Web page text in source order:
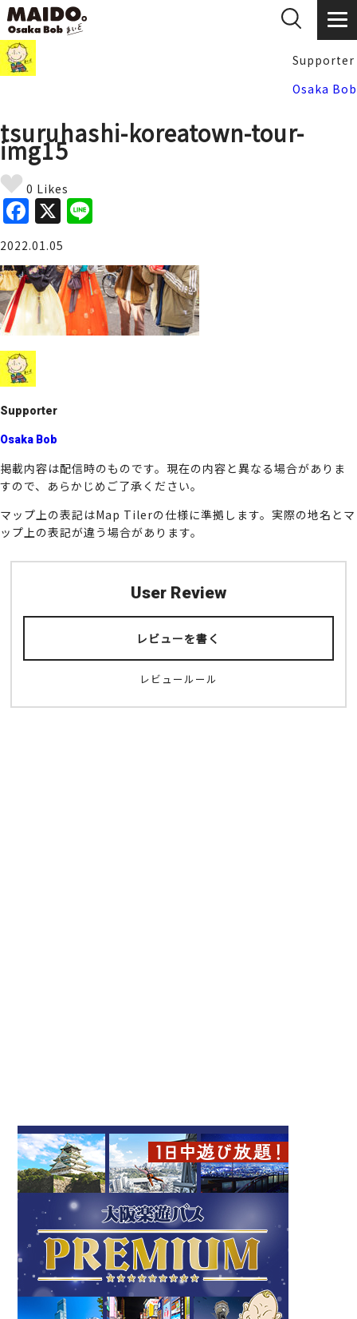
Supporter
Osaka Bob
tsuruhashi-koreatown-tour-
img15
0 Likes
F
a
c
e
b
o
o
k
X
e
2022.01.05
Supporter
Osaka Bob
掲載内容は配信時のものです。現在の内容と異なる場合がありま
すので、あらかじめご了承ください。
マップ上の表記はMap Tilerの仕様に準拠します。実際の地名とマ
ップ上の表記が違う場合があります。
User Review
レビューを書く
レビュールール